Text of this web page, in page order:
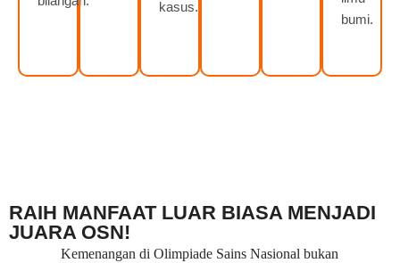
kasus.
bumi.
RAIH MANFAAT LUAR BIASA MENJADI
JUARA OSN!
Kemenangan di Olimpiade Sains Nasional bukan